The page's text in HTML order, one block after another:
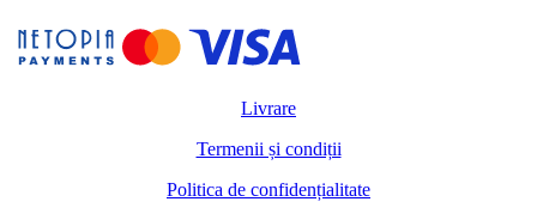
Livrare
Termenii și condiții
Politica de confidențialitate